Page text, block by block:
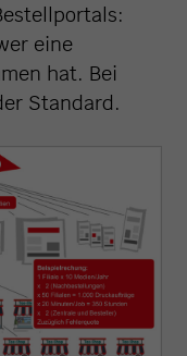
eine
hat. Bei
Standard.